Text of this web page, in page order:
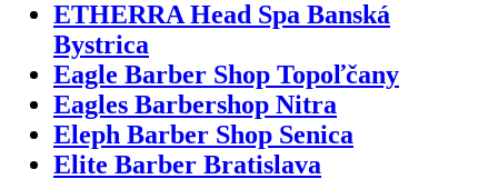
ETHERRA Head Spa Banská
Bystrica
Eagle Barber Shop Topoľčany
Eagles Barbershop Nitra
Eleph Barber Shop Senica
Elite Barber Bratislava